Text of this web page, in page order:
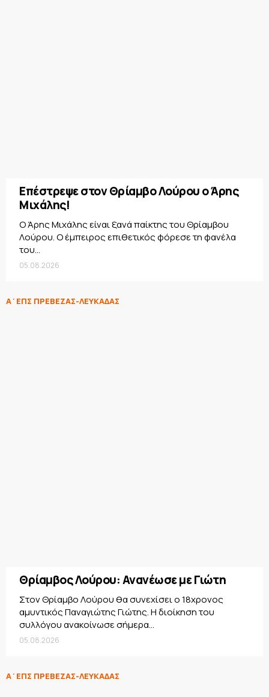
Επέστρεψε στον Θρίαμβο Λούρου ο Άρης
Μιχάλης!
Ο Άρης Μιχάλης είναι ξανά παίκτης του Θρίαμβου
Λούρου. Ο έμπειρος επιθετικός φόρεσε τη φανέλα
του...
05.08.2026
Α΄ΕΠΣ ΠΡΕΒΕΖΑΣ-ΛΕΥΚΑΔΑΣ
Θρίαμβος Λούρου: Ανανέωσε με Γιώτη
Στον Θρίαμβο Λούρου θα συνεχίσει ο 18χρονος
αμυντικός Παναγιώτης Γιώτης. Η διοίκηση του
συλλόγου ανακοίνωσε σήμερα...
05.08.2026
Α΄ΕΠΣ ΠΡΕΒΕΖΑΣ-ΛΕΥΚΑΔΑΣ